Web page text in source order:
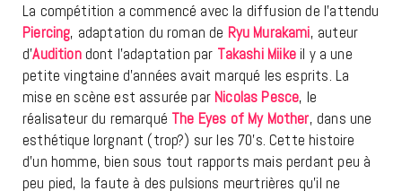
La compétition a commencé avec la diffusion de l’attendu
Piercing, adaptation du roman de Ryu Murakami, auteur
d’Auditiondont l’adaptation par Takashi Miikeil y a une
petite vingtaine d’années avait marqué les esprits. La
mise en scène est assurée par Nicolas Pesce, le
réalisateur du remarqué The Eyes of My Mother, dans une
esthétique lorgnant (trop?) sur les 70’s. Cette histoire
d’un homme, bien sous tout rapports mais perdant peu à
peu pied, la faute à des pulsions meurtrières qu’il ne